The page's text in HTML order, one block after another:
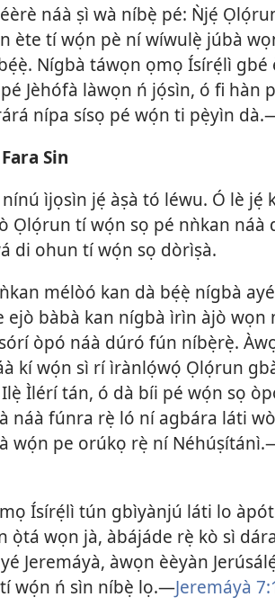
náà ṣì wà níbẹ̀ pé: Ǹjẹ́
ète tí wọ́n pè ní wíwulẹ̀ júbà
Nígbà táwọn ọmọ Ísírẹ́lì
Jèhófà làwọn ń jọ́sìn, ó fi hàn
nípa sísọ pé wọ́n ti pẹ̀yìn
Sin
ìjọsìn jẹ́ àṣà tó léwu. Ó lè jẹ́
Ọlọ́run tí wọ́n sọ pé nǹkan
di ohun tí wọ́n sọ dòrìṣà.
mélòó kan dà bẹ́ẹ̀ nígbà
ejò bàbà kan nígbà ìrìn àjò
òpó náà dúró fún níbẹ̀rẹ̀.
kí wọ́n sì rí ìrànlọ́wọ́ Ọlọ́run
Ìlérí tán, ó dà bíi pé wọ́n sọ
náà fúnra rẹ̀ ló ní agbára láti
wọ́n pe orúkọ rẹ̀ ní
Ísírẹ́lì tún gbìyànjú láti lo
ọ̀tá wọn jà, àbájáde rẹ̀ kò sì
Jeremáyà, àwọn èèyàn
wọ́n ń sìn níbẹ̀ lọ.—Jeremáyà